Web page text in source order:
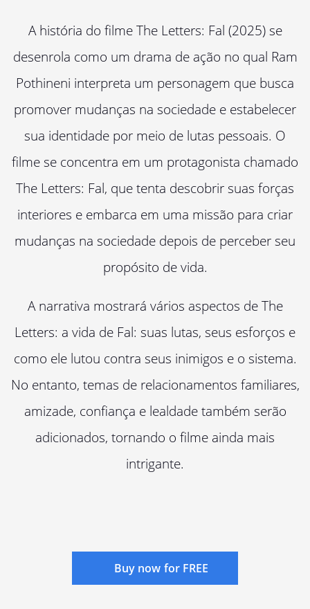
A história do filme The Letters: Fal (2025) se
desenrola como um drama de ação no qual Ram
Pothineni interpreta um personagem que busca
promover mudanças na sociedade e estabelecer
sua identidade por meio de lutas pessoais. O
filme se concentra em um protagonista chamado
The Letters: Fal, que tenta descobrir suas forças
interiores e embarca em uma missão para criar
mudanças na sociedade depois de perceber seu
propósito de vida.
A narrativa mostrará vários aspectos de The
Letters: a vida de Fal: suas lutas, seus esforços e
como ele lutou contra seus inimigos e o sistema.
No entanto, temas de relacionamentos familiares,
amizade, confiança e lealdade também serão
adicionados, tornando o filme ainda mais
intrigante.
Buy now for FREE